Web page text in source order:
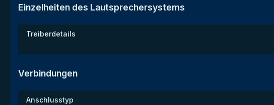
Einzelheiten des Lautsprechersystems
Treiberdetails
Verbindungen
Anschlusstyp